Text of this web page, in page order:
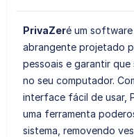
PrivaZeré um
abrangente projetado
pessoais e garantir
no seu computador.
interface fácil de usar,
uma ferramenta
sistema, removendo